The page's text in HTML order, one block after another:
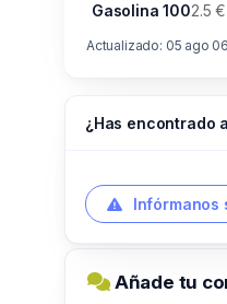
Gasolina 1002.5 €
Actualizado: 05 ago
¿Has encontrado
Infórmanos
Añade tu